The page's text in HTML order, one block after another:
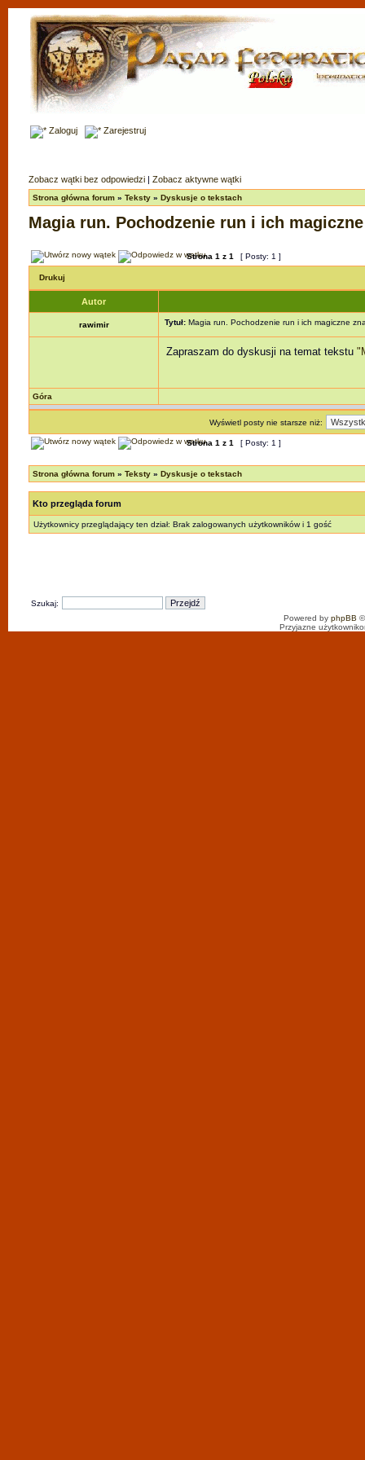
Zaloguj Zarejestruj
Zobacz wątki bez odpowiedzi | Zobacz aktywne wątki
Strona główna forum » Teksty » Dyskusje o tekstach
Magia run. Pochodzenie run i ich
Strona 1 z 1 [ Posty: 1 ]
Drukuj
Autor
rawimir Tytuł: Magia run. Pochodzenie run i ich magiczne
Zapraszam do dyskusji na temat tekstu
Góra
Wyświetl posty nie starsze niż:
Strona 1 z 1 [ Posty: 1 ]
Strona główna forum » Teksty » Dyskusje o tekstach
Kto przegląda forum
Użytkownicy przeglądający ten dział: Brak zalogowanych użytkowników i 1 gość
Szukaj:
Powered by phpBB
Przyjazne